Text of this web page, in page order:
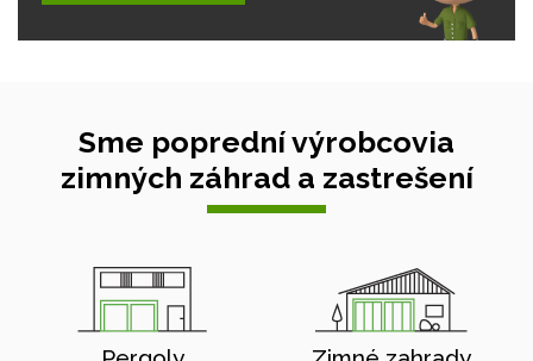
Sme poprední výrobcovia
zimných záhrad a zastrešení